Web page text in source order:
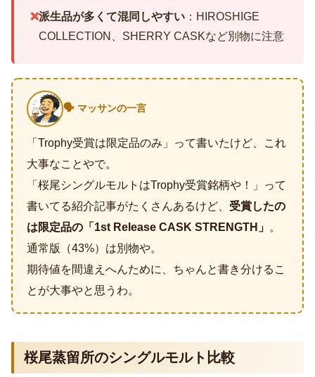
❌派生品が多くて混同しやすい ：HIROSHIGE
COLLECTION、SHERRY CASKなど別物に注意
🗣️ マッサンの一言
「Trophy受賞は限定品のみ」って書いたけど、これ
大事なことやで。
「桜尾シングルモルトはTrophy受賞銘柄や！」って
書いてる紹介記事がたくさんあるけど、 受賞したの
は限定品の「1st Release CASK STRENGTH」 。
通常版（43%）は別物や。
期待値を間違えへんために、ちゃんと書き分けるこ
とが大事やと思うわ。
桜尾蒸留所のシングルモルト比較